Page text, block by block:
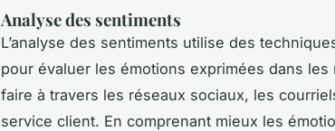
Analyse des sentiments
L’analyse des sentiments utilise des
pour évaluer les émotions exprimées dans
faire à travers les réseaux sociaux, les
service client. En comprenant mieux les